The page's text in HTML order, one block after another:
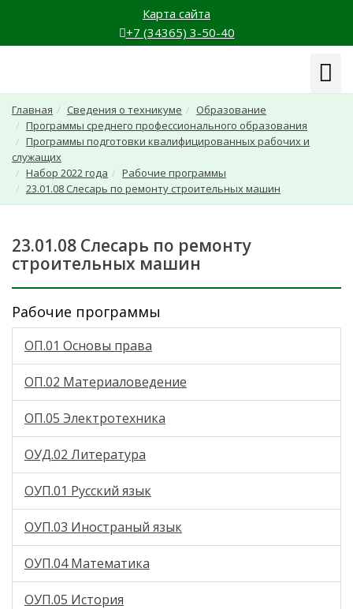
Карта сайта
+7 (34365) 3-50-40
Главная Сведения о техникуме
Образование
Программы среднего профессионального образования
Программы подготовки квалифицированных рабочих и
служащих
Набор 2022 года
Рабочие программы
23.01.08 Слесарь по ремонту строительных машин
23.01.08 Слесарь по ремонту
строительных машин
Рабочие программы
ОП.01 Основы права
ОП.02 Материаловедение
ОП.05 Электротехника
ОУД.02 Литература
ОУП.01 Русский язык
ОУП.03 Иностраный язык
ОУП.04 Математика
ОУП.05 История